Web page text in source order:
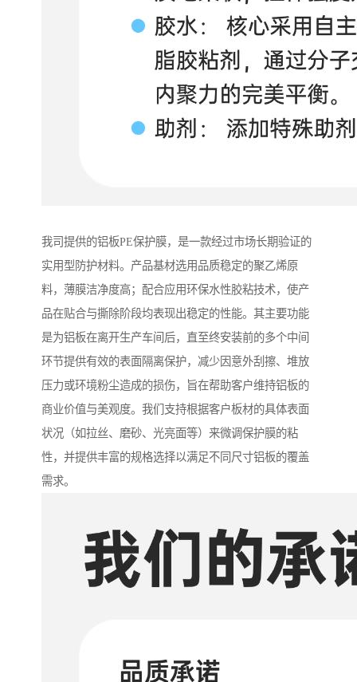
我司提供的铝板PE保护膜，是一款经过市场长期验证的
实用型防护材料。产品基材选用品质稳定的聚乙烯原
料，薄膜洁净度高；配合应用环保水性胶粘技术，使产
品在贴合与撕除阶段均表现出稳定的性能。其主要功能
是为铝板在离开生产车间后，直至终安装前的多个中间
环节提供有效的表面隔离保护，减少因意外刮擦、堆放
压力或环境粉尘造成的损伤，旨在帮助客户维持铝板的
商业价值与美观度。我们支持根据客户板材的具体表面
状况（如拉丝、磨砂、光亮面等）来微调保护膜的粘
性，并提供丰富的规格选择以满足不同尺寸铝板的覆盖
需求。